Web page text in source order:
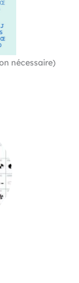
nécessaire)